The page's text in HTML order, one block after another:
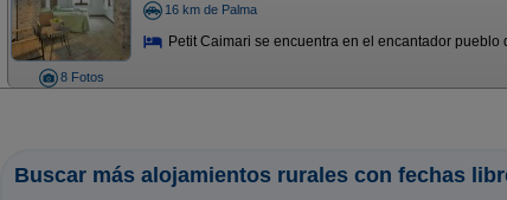
8 Fotos
16 km de Palma
Petit Caimari se encuentra en el encantador pueblo
Buscar más alojamientos rurales con fechas